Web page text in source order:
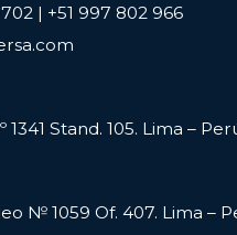
| +51 997 802 966
1341 Stand. 105. Lima –
№ 1059 Of. 407. Lima –